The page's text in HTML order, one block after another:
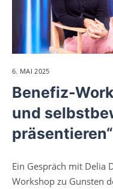
6. MAI 2025
Benefiz-
und
präsentieren“
Ein Gespräch mit Delia
Workshop zu Gunsten